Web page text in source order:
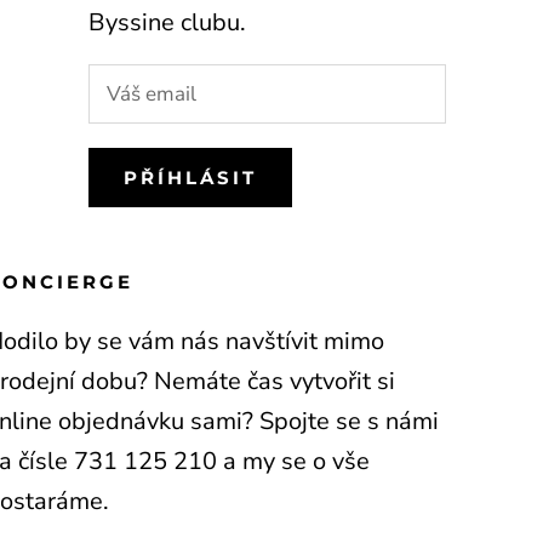
Byssine clubu.
PŘÍHLÁSIT
by se vám nás navštívit mimo
dobu? Nemáte čas vytvořit si
objednávku sami? Spojte se s námi
čísle 731 125 210 a my se o vše